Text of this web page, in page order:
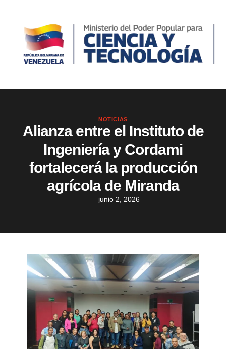
NOTICIAS
Alianza entre el Instituto de
Ingeniería y Cordami
fortalecerá la producción
agrícola de Miranda
junio 2, 2026